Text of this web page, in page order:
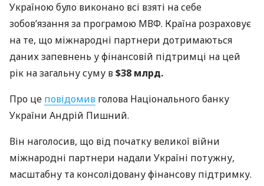
Україною було виконано всі взяті на себе
зобов’язання за програмою МВФ. Країна розраховує
на те, що міжнародні партнери дотримаються
даних запевнень у фінансовій підтримці на цей
рік на загальну суму в$38 млрд.
Про це повідомив голова Національного банку
України Андрій Пишний.
Він наголосив, що від початку великої війни
міжнародні партнери надали Україні потужну,
масштабну та консолідовану фінансову підтримку.